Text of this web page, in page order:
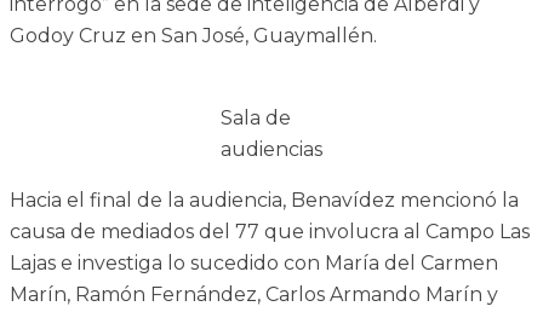
Godoy Cruz en San José, Guaymallén.
Sala de
audiencias
Hacia el final de la audiencia, Benavídez mencionó la
causa de mediados del 77 que involucra al Campo Las
Lajas e investiga lo sucedido con María del Carmen
Marín, Ramón Fernández, Carlos Armando Marín y